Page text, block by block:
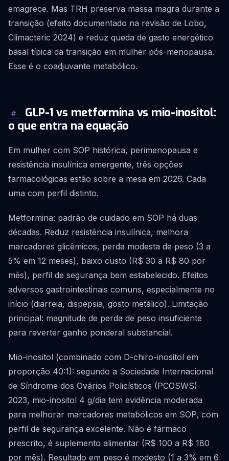
emagrece. Mas TRH preserva massa magra durante a
transição (efeito documentado na revisão de Lobo,
Climacteric 2024) e reduz queda de gasto energético
basal típica da transição em mulher pós-menopausa.
Esse é o coadjuvante metabólico.
#
GLP-1 vs metformina vs mio-inositol:
o que entra na equação
Em mulher com SOP histórica, perimenopausa e
resistência insulínica emergente, três opções
farmacológicas estão sobre a mesa em 2026. Cada
uma com perfil distinto.
Metformina: padrão de cuidado em SOP há duas
décadas. Reduz resistência insulínica, melhora
marcadores glicêmicos, perda modesta de peso (3 a
5% em 12 meses), baixo custo (R$ 30 a R$ 80 por
mês), perfil de segurança bem estabelecido. Efeitos
adversos gastrointestinais comuns, especialmente no
início (diarreia, dispepsia, gosto metálico). Limitação
principal: magnitude de perda de peso insuficiente
para reverter ganho ponderal substancial.
Mio-inositol (combinado com D-chiro-inositol em
proporção 40:1): segundo a Sociedade Internacional
de Síndrome dos Ovários Policísticos (PCOSWS)
2023, mio-inositol 4 g/dia tem evidência moderada
para melhorar marcadores metabólicos em SOP, com
perfil de segurança excelente. Não é fármaco
prescrito, é suplemento alimentar (R$ 100 a R$ 180
por mês). Resultado em peso é modesto (1 a 3% em 6